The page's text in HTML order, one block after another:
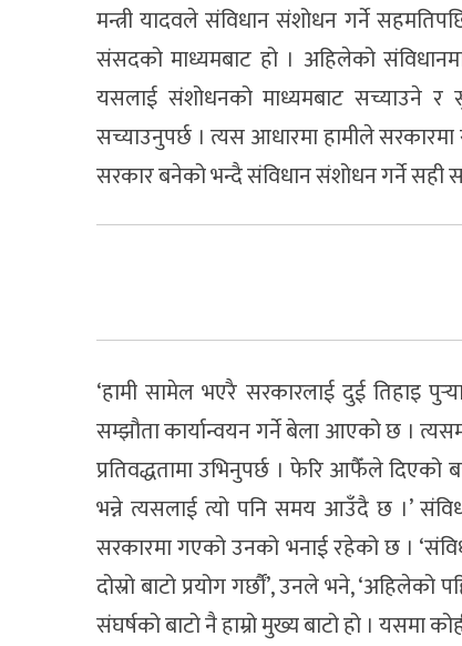
मन्त्री यादवले संविधान संशोधन गर्ने
संसदको माध्यमबाट हो । अहिलेको
यसलाई संशोधनको माध्यमबाट सच्याउने
सच्याउनुपर्छ । त्यस आधारमा हामीले
सरकार बनेको भन्दै संविधान संशोधन गर्ने सही
‘हामी सामेल भएरै सरकारलाई दुई तिहाइ
सम्झौता कार्यान्वयन गर्ने बेला आएको छ ।
प्रतिवद्धतामा उभिनुपर्छ । फेरि आफैँले
भन्ने त्यसलाई त्यो पनि समय आउँदै छ ।’
सरकारमा गएको उनको भनाई रहेको छ ।
दोस्रो बाटो प्रयोग गर्छौं’, उनले भने,
संघर्षको बाटो नै हाम्रो मुख्य बाटो हो । यसमा